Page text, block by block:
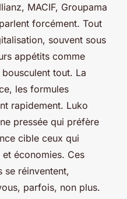
MACIF, Groupama
forcément. Tout
souvent sous
appétits comme
tout. La
les formules
rapidement. Luko
pressée qui préfère
cible ceux qui
économies. Ces
se réinventent,
parfois, non plus.